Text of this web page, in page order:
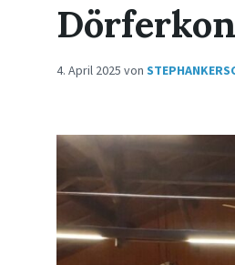
4. April 2025 von